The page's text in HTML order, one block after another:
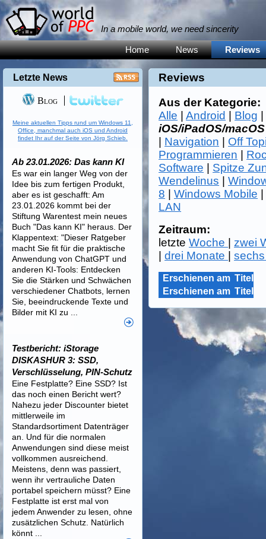
In a mobile world, we need sincerity
Home News Reviews
Reviews
Aus der Kategorie:
Alle |Android Blog
iOS/iPadOS/macOS
Navigation
Off
Programmieren
Software
Spitze
Wendelinus |
8 |Windows Mobile
LAN
Zeitraum:
letzteWoche
zwei
|drei Monate |
Erschienen am Titel
Erschienen am Titel
Letzte News
Blog
Meine aktuellen Tipps rund um Windows 11,
Office, manchmal auch iOS und Android
findet Ihr auf der Seite von Jörg Schieb.
Ab 23.01.2026: Das kann KI
Es war ein langer Weg von der
Idee bis zum fertigen Produkt,
aber es ist geschafft: Am
23.01.2026 kommt bei der
Stiftung Warentest mein neues
Buch "Das kann KI" heraus. Der
Klappentext: "Dieser Ratgeber
macht Sie fit für die praktische
Anwendung von ChatGPT und
anderen KI-Tools: Entdecken
Sie die Stärken und Schwächen
verschiedener Chatbots, lernen
Sie, beeindruckende Texte und
Bilder mit KI zu ...
Testbericht: iStorage
DISKASHUR 3: SSD,
Verschlüsselung, PIN-Schutz
Eine Festplatte? Eine SSD? Ist
das noch einen Bericht wert?
Nahezu jeder Discounter bietet
mittlerweile im
Standardsortiment Datenträger
an. Und für die normalen
Anwendungen sind diese meist
vollkommen ausreichend.
Meistens, denn was passiert,
wenn ihr vertrauliche Daten
portabel speichern müsst? Eine
Festplatte ist erst mal von
jedem Anwender zu lesen, ohne
zusätzlichen Schutz. Natürlich
könnt ...